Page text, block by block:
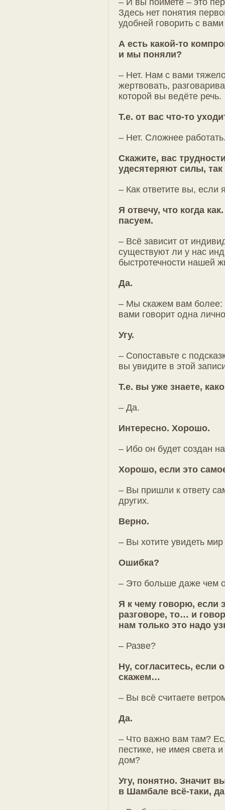
Здесь нет понятия
удобней говорить с
А есть какой-то
и мы поняли?
– Нет. Нам с вами
жертвовать,
которой вы ведёте речь.
Т.е. от вас что-то
– Нет. Сложнее
Скажите, вас
удесятеряют силы,
– Как ответите вы,
Я отвечу, что когда
пасуем.
– Всё зависит от
существуют ли у нас
быстротечности нашей
Да.
– Мы скажем вам более:
вами говорит одна
Угу.
– Сопоставьте с
вы увидите в этой
Т.е. вы уже знаете,
– Да.
Интересно. Хорошо.
– Ибо он будет создан
Хорошо, если это
– Вы пришли к ответу
других.
Верно.
– Вы хотите увидеть
Ошибка?
– Это больше даже чем
Я к чему говорю, если
разговоре, то… и
нам только это надо
– Разве?
Ну, согласитесь, если
скажем…
– Вы всё считаете
Да.
– Что важно вам там?
пестике, не имея света
дом?
Угу, понятно. Значит
в Шамбале всё-таки,